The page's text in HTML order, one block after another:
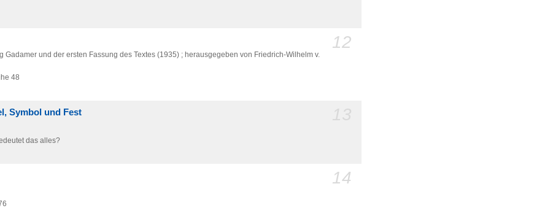
12
Gadamer und der ersten Fassung des Textes (1935) ; herausgegeben von Friedrich-Wilhelm v.
48
Symbol und Fest
das alles?
14